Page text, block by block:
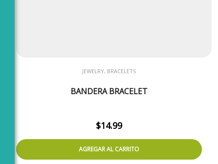
JEWELRY, BRACELETS
BANDERA BRACELET
$14.99
AGREGAR AL CARRITO